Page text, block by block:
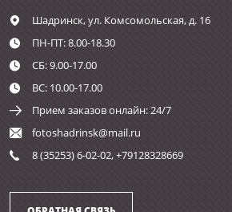
Шадринск,ул. Комсомольская, д. 16
ПН-ПТ: 8.00-18.30
СБ: 9.00-17.00
ВС: 10.00-17.00
Прием заказов онлайн: 24/7
fotoshadrinsk@mail.ru
8 (35253) 6-02-02, +79128328669